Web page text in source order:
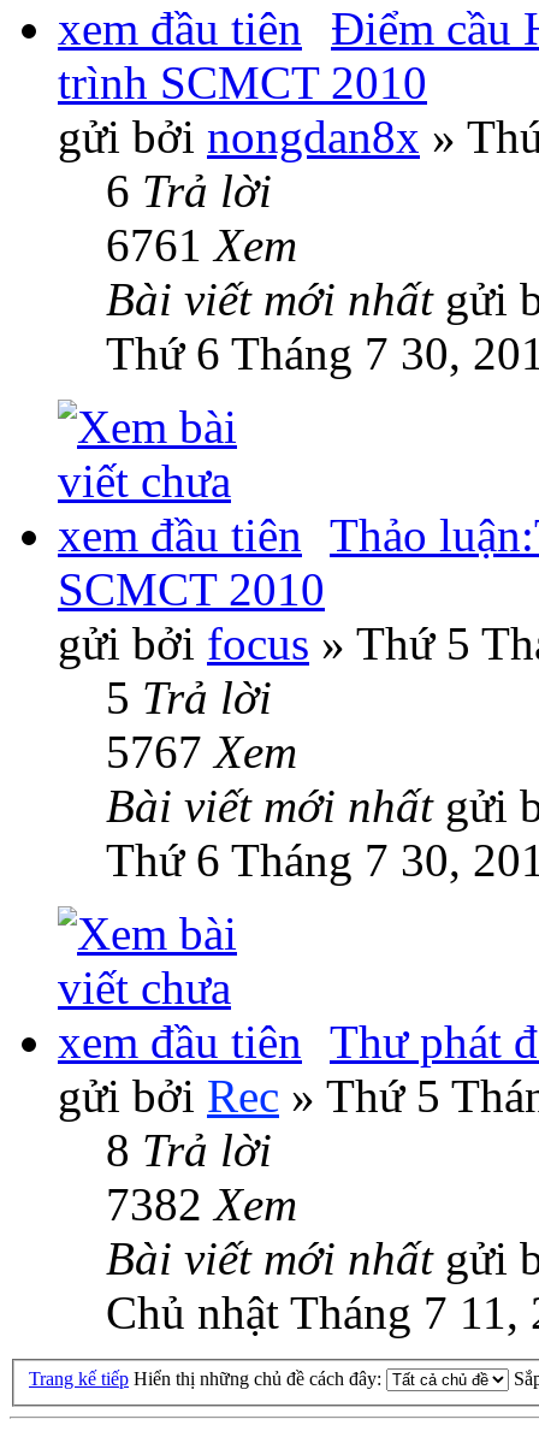
Điểm cầu
trình SCMCT 2010
gửi bởi nongdan8x »
6 Trả lời
6761Xem
Bài viết mới nhất gửi
Thứ 6 Tháng 7 30,
Thảo
SCMCT 2010
gửi bởi focus » Thứ 5
5 Trả lời
5767Xem
Bài viết mới nhất gửi
Thứ 6 Tháng 7 30,
Thư phát
gửi bởi Rec » Thứ 5
8 Trả lời
7382Xem
Bài viết mới nhất gửi
Chủ nhật Tháng 7 11,
Trang kế tiếp Hiển thị những chủ đề cách đây: